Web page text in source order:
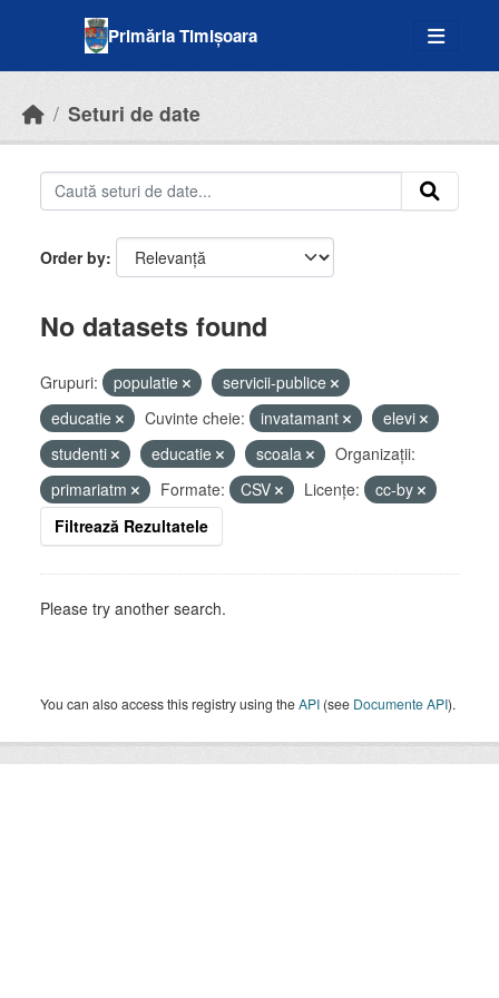
Primăria Timișoara
Seturi de date
Order by
No datasets found
Grupuri: populatie
servicii-publice
educatie
Cuvinte cheie: invatamant
elevi
studenti
educatie scoala
Organizații:
primariatm
Formate: CSV Licenţe:
cc-by
Filtrează Rezultatele
Please try another search.
You can also access this registry using theAPI (see Documente API).